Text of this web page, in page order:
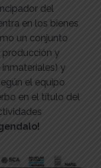
del
en los bienes
un conjunto
producción y
y
el equipo
en el título del